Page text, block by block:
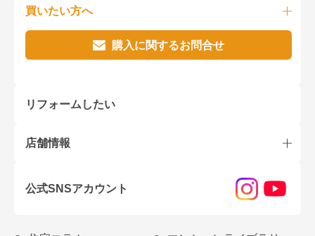
買いたい方へ
購入に関するお問合せ
リフォームしたい
店舗情報
公式SNSアカウント